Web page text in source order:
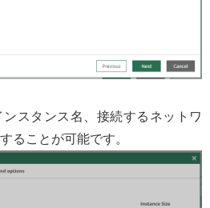
スタンス名、接続するネットワ
ることが可能です。